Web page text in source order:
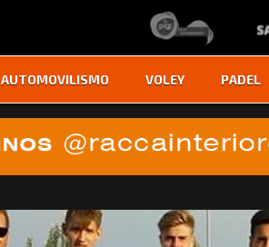
AUTOMOVILISMO VOLEY PADEL